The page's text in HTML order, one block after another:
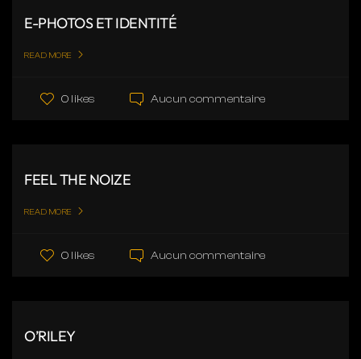
E-PHOTOS ET IDENTITÉ
READ MORE
0 likes Aucun commentaire
FEEL THE NOIZE
READ MORE
0 likes Aucun commentaire
O’RILEY